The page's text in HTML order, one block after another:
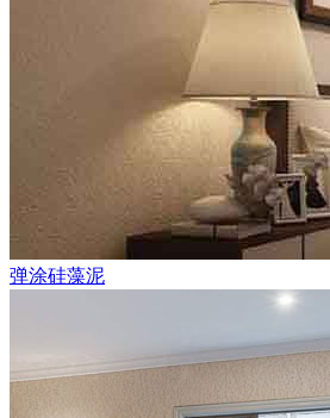
弹涂硅藻泥